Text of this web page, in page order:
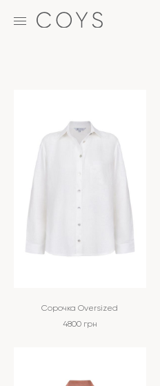
Сорочка Oversized
4800грн